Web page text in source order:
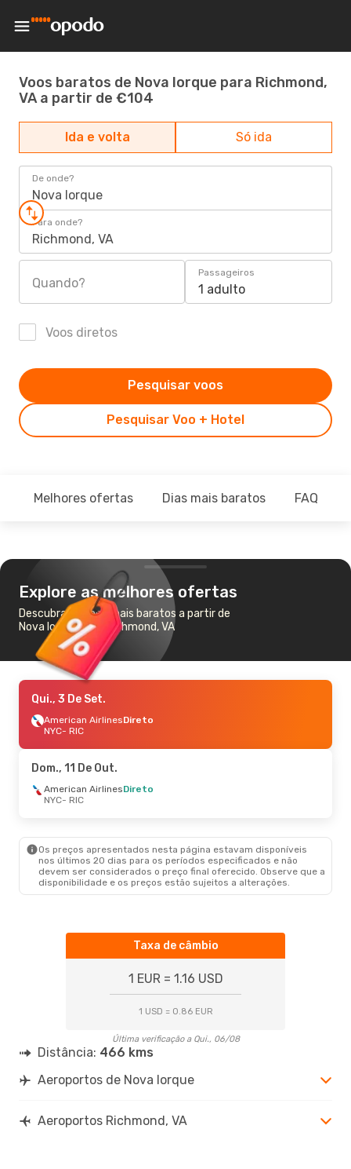
Voos baratos de Nova Iorque para Richmond,
VA a partir de €104
Ida e volta Só ida
De onde?
Nova Iorque
Para onde?
Richmond, VA
Quando?
Passageiros
1 adulto
Voos diretos
Pesquisar Voo + Hotel
Pesquisar voos
Melhores ofertas Dias mais baratos FAQ
Explore as melhores ofertas
Descubra os voos mais baratos a partir de
Nova Iorque para Richmond, VA
Qui., 3 De Set.
American AirlinesDireto
NYC- RIC
Dom., 11 De Out.
American AirlinesDireto
NYC- RIC
Os preços apresentados nesta página estavam disponíveis
nos últimos 20 dias para os períodos especificados e não
devem ser considerados o preço final oferecido. Observe que a
disponibilidade e os preços estão sujeitos a alterações.
Taxa de câmbio
1 EUR = 1.16 USD
1 USD = 0.86 EUR
Última verificação a Qui., 06/08
Distância: 466 kms
Aeroportos de Nova Iorque
Aeroportos Richmond, VA